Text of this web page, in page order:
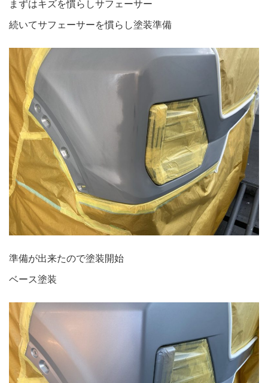
まずはキズを慣らしサフェーサー
続いてサフェーサーを慣らし塗装準備
準備が出来たので塗装開始
ベース塗装